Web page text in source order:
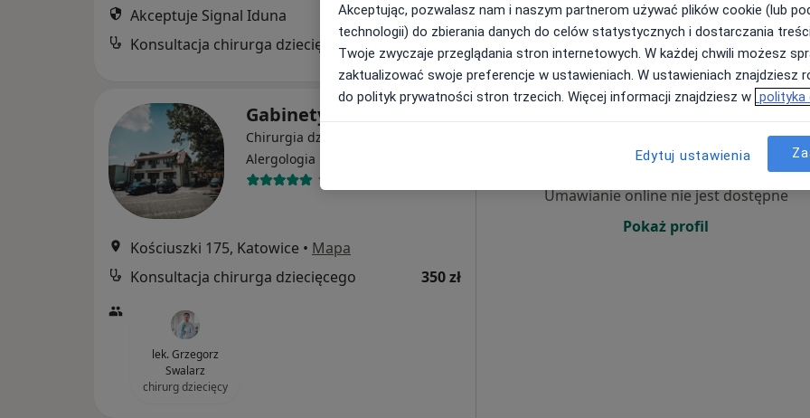
Akceptuje Signal Iduna
Konsultacja chirurga dziecięcego
350 zł
GabinetyMed.pl
Chirurgia dziecięca, Dietetyka,
Alergologia
1260 opinii
Kościuszki 175, Katowice • Mapa
Konsultacja chirurga dziecięcego
350 zł
lek. Grzegorz
Swalarz
chirurg dziecięcy
11 Sie
Umawianie online nie jest dostępne
Pokaż profil
Akceptując, pozwalasz nam i naszym partnerom używać plików cookie (lub
technologii) do zbierania danych do celów statystycznych i dostarczania
Twoje zwyczaje przeglądania stron internetowych. W każdej chwili możesz
zaktualizować swoje preferencje w ustawieniach. W ustawieniach znajdziesz
do polityk prywatności stron trzecich. Więcej informacji znajdziesz w polityka
Edytuj ustawienia